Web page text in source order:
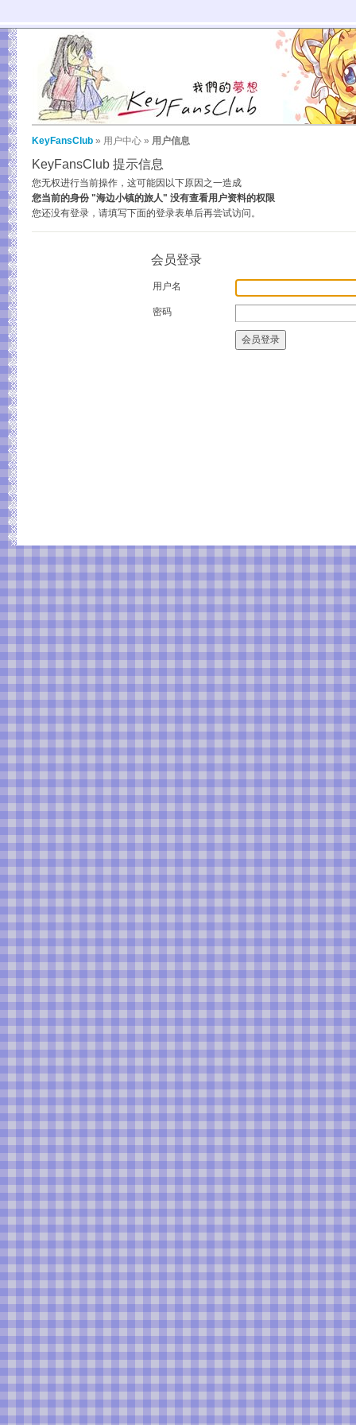
KeyFansClub » 用户中心 » 用户信息
KeyFansClub 提示信息
您无权进行当前操作，这可能因以下原因之一造成
您当前的身份 "海边小镇的旅人" 没有查看用户资料的权限
您还没有登录，请填写下面的登录表单后再尝试访问。
会员登录
用户名
密码
会员登录